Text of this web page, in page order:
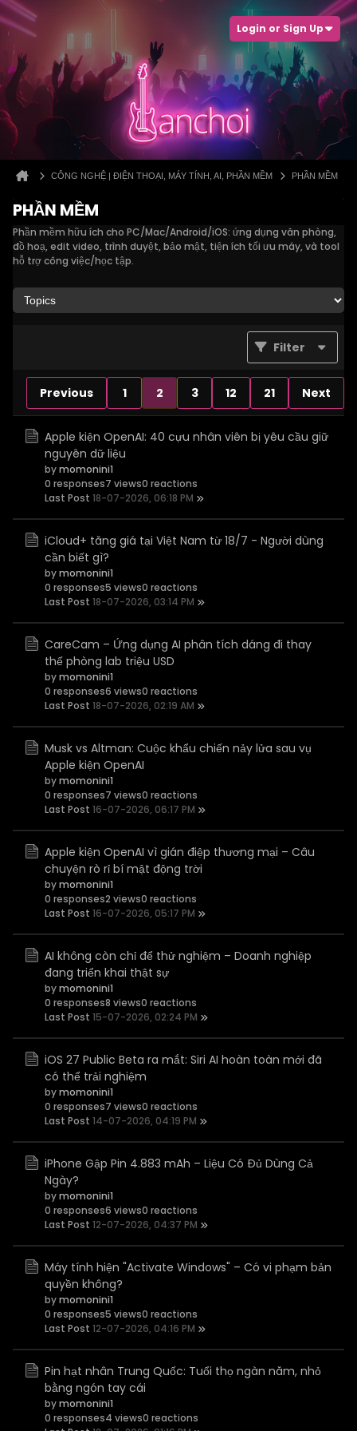
Login or Sign Up
CÔNG NGHỆ | ĐIỆN THOẠI, MÁY TÍNH, AI, PHẦN MỀM PHẦN MỀM
PHẦN MỀM
Phần mềm hữu ích cho PC/Mac/Android/iOS: ứng dụng văn phòng,
đồ hoạ, edit video, trình duyệt, bảo mật, tiện ích tối ưu máy, và tool
hỗ trợ công việc/học tập.
Filter
Previous 1 2 3 12 21 Next
Apple kiện OpenAI: 40 cựu nhân viên bị yêu cầu giữ
nguyên dữ liệu
bymomonini1
0 responses7 views0 reactions
Last Post 18-07-2026, 06:18 PM
iCloud+ tăng giá tại Việt Nam từ 18/7 - Người dùng
cần biết gì?
bymomonini1
0 responses5 views0 reactions
Last Post 18-07-2026, 03:14 PM
CareCam – Ứng dụng AI phân tích dáng đi thay
thế phòng lab triệu USD
bymomonini1
0 responses6 views0 reactions
Last Post 18-07-2026, 02:19 AM
Musk vs Altman: Cuộc khẩu chiến nảy lửa sau vụ
Apple kiện OpenAI
bymomonini1
0 responses7 views0 reactions
Last Post 16-07-2026, 06:17 PM
Apple kiện OpenAI vì gián điệp thương mại – Câu
chuyện rò rỉ bí mật động trời
bymomonini1
0 responses2 views0 reactions
Last Post 16-07-2026, 05:17 PM
AI không còn chỉ để thử nghiệm – Doanh nghiệp
đang triển khai thật sự
bymomonini1
0 responses8 views0 reactions
Last Post 15-07-2026, 02:24 PM
iOS 27 Public Beta ra mắt: Siri AI hoàn toàn mới đã
có thể trải nghiệm
bymomonini1
0 responses7 views0 reactions
Last Post 14-07-2026, 04:19 PM
iPhone Gập Pin 4.883 mAh – Liệu Có Đủ Dùng Cả
Ngày?
bymomonini1
0 responses6 views0 reactions
Last Post 12-07-2026, 04:37 PM
Máy tính hiện "Activate Windows" – Có vi phạm bản
quyền không?
bymomonini1
0 responses5 views0 reactions
Last Post 12-07-2026, 04:16 PM
Pin hạt nhân Trung Quốc: Tuổi thọ ngàn năm, nhỏ
bằng ngón tay cái
bymomonini1
0 responses4 views0 reactions